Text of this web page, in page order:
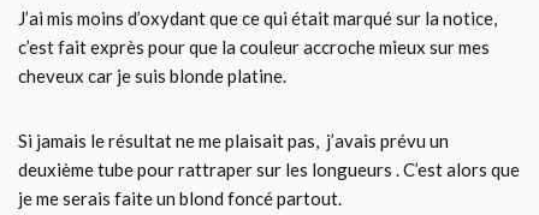
J’ai mis moins d’oxydant que ce qui était marqué sur la notice,
c’est fait exprès pour que la couleur accroche mieux sur mes
cheveux car je suis blonde platine.
Si jamais le résultat ne me plaisait pas, j’avais prévu un
deuxième tube pour rattraper sur les longueurs . C’est alors que
je me serais faite un blond foncé partout.